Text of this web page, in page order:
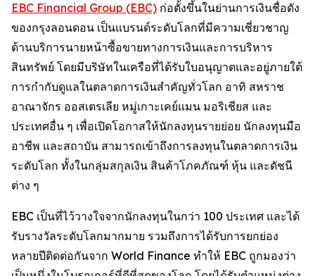
EBC Financial Group (EBC) ก่อตั้งขึ้นในย่านการเงินชื่อดัง
ของกรุงลอนดอน เป็นแบรนด์ระดับโลกที่มีความเชี่ยวชาญ
ด้านบริการนายหน้าซื้อขายทางการเงินและการบริหาร
สินทรัพย์ โดยมีบริษัทในเครือที่ได้รับใบอนุญาตและอยู่ภายใต้
การกำกับดูแลในตลาดการเงินสำคัญทั่วโลก อาทิ สหราช
อาณาจักร ออสเตรเลีย หมู่เกาะเคย์แมน มอริเชียส และ
ประเทศอื่น ๆ เพื่อเปิดโอกาสให้นักลงทุนรายย่อย นักลงทุนมือ
อาชีพ และสถาบัน สามารถเข้าถึงการลงทุนในตลาดการเงิน
ระดับโลก ทั้งในกลุ่มสกุลเงิน สินค้าโภคภัณฑ์ หุ้น และดัชนี
ต่าง ๆ
EBC เป็นที่ไว้วางใจจากนักลงทุนในกว่า 100 ประเทศ และได้
รับรางวัลระดับโลกมากมาย รวมถึงการได้รับการยกย่อง
หลายปีติดต่อกันจาก World Finance ทำให้ EBC ถูกมองว่า